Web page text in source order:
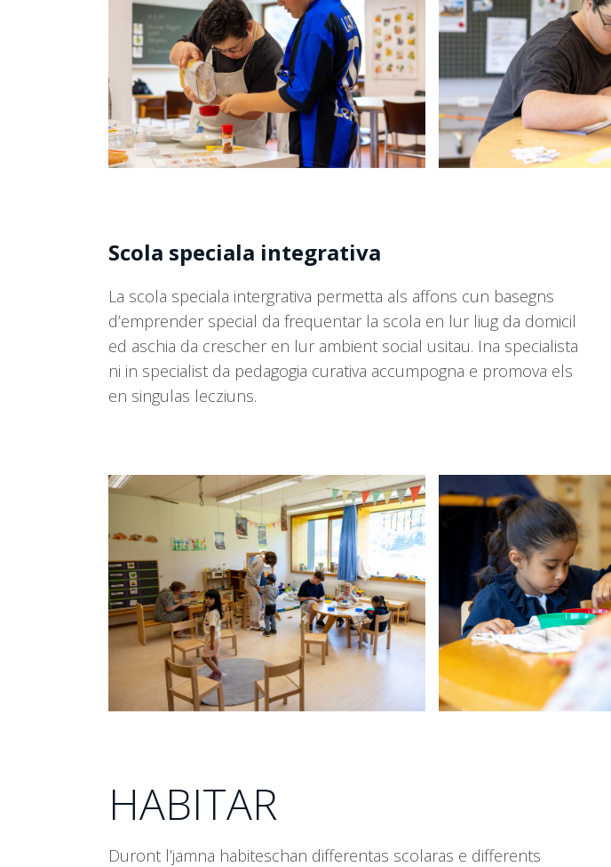
and
right
arrow
keys
to
access
the
buttons
Scola speciala integrativa
La scola speciala intergrativa permetta als affons cun basegns
d’emprender special da frequentar la scola en lur liug da domicil
ed aschia da crescher en lur ambient social usitau. Ina specialista
ni in specialist da pedagogia curativa accumpogna e promova els
en singulas lecziuns.
Use
left
and
right
arrow
keys
the
buttons
HABITAR
Duront l’jamna habiteschan differentas scolaras e differents